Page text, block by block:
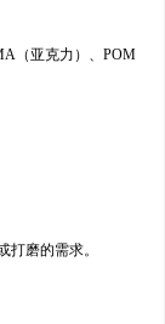
（亚克力）、POM
打磨的需求。